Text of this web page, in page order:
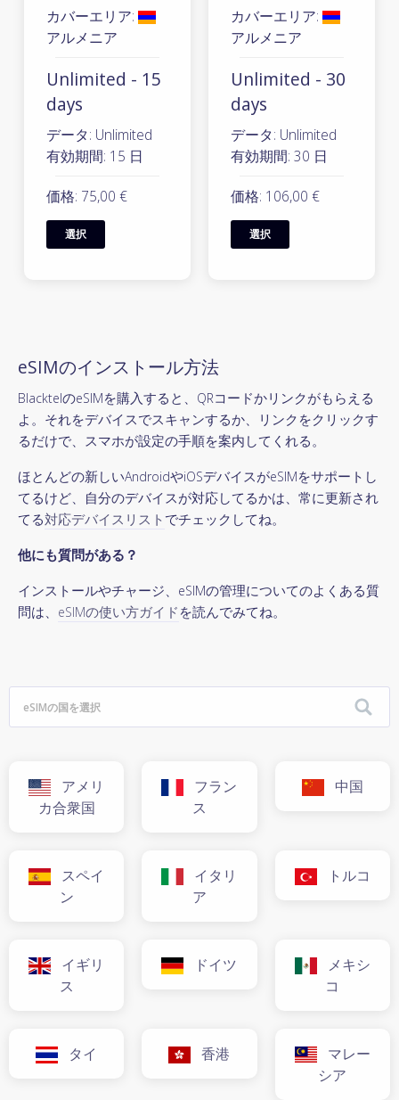
カバーエリア:
アルメニア
Unlimited - 15
days
データ: Unlimited
有効期間: 15 日
価格: 75,00 €
選択
カバーエリア:
アルメニア
Unlimited - 30
days
データ: Unlimited
有効期間: 30 日
価格: 106,00 €
選択
eSIMのインストール方法
BlacktelのeSIMを購入すると、QRコードかリンクがもらえる
よ。それをデバイスでスキャンするか、リンクをクリックす
るだけで、スマホが設定の手順を案内してくれる。
ほとんどの新しいAndroidやiOSデバイスがeSIMをサポートし
てるけど、自分のデバイスが対応してるかは、常に更新され
てる対応デバイスリスト でチェックしてね。
他にも質問がある？
インストールやチャージ、eSIMの管理についてのよくある質
問は、 eSIMの使い方ガイド を読んでみてね。
アメリ
カ合衆国
フラン
ス
中国
スペイ
ン
イタリ
ア
トルコ
イギリ
ス
ドイツ
メキシ
コ
タイ 香港
マレー
シア